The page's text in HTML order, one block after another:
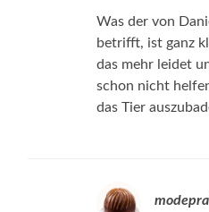
Was der von
betrifft, ist ganz
das mehr leidet
schon nicht
das Tier